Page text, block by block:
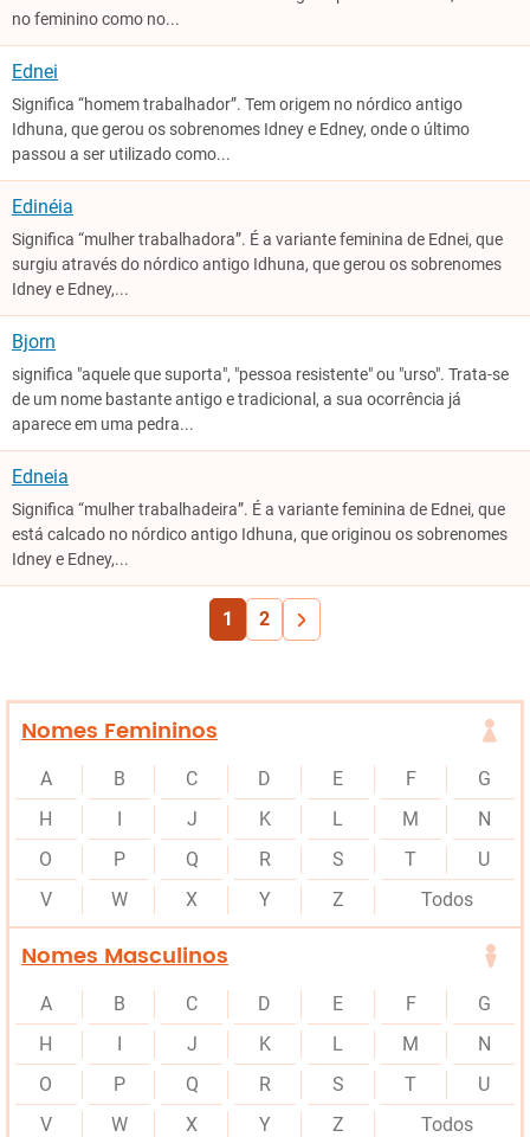
no feminino como no...
Ednei
Significa “homem trabalhador”. Tem origem no nórdico antigo
Idhuna, que gerou os sobrenomes Idney e Edney, onde o último
passou a ser utilizado como...
Edinéia
Significa “mulher trabalhadora”. É a variante feminina de Ednei, que
surgiu através do nórdico antigo Idhuna, que gerou os sobrenomes
Idney e Edney,...
Bjorn
significa "aquele que suporta", "pessoa resistente" ou "urso". Trata-se
de um nome bastante antigo e tradicional, a sua ocorrência já
aparece em uma pedra...
Edneia
Significa “mulher trabalhadeira”. É a variante feminina de Ednei, que
está calcado no nórdico antigo Idhuna, que originou os sobrenomes
Idney e Edney,...
1 2
Nomes Femininos
A B C D E F
G
H
I J K L M
N
O
P Q R S T
U
V
W X Y Z Todos
Nomes Masculinos
A B C D E F
G
H
I J K L M
N
O
P Q R S T
U
V
W X Y Z Todos